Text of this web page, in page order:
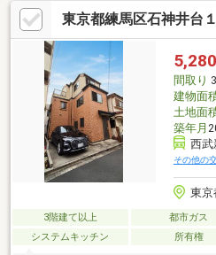
眺めの良い屋上有▼周辺環境・スー
井草店」徒歩3分(約180m)※敷地一部
100%■ ご希望の住まい探しをお
件の詳細・ご相談はお気軽にお問い
東京都練馬区石神井台
5,280
間取り
建物面
土地面
築年月
西武
その他の
東京
3階建て以上 都市ガス
システムキッチン
所有権